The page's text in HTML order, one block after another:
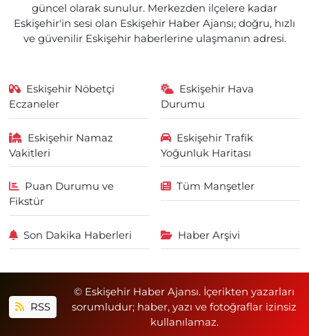
güncel olarak sunulur. Merkezden ilçelere kadar
Eskişehir'in sesi olan Eskişehir Haber Ajansı; doğru, hızlı
ve güvenilir Eskişehir haberlerine ulaşmanın adresi.
Eskişehir Nöbetçi
Eczaneler
Eskişehir Hava
Durumu
Eskişehir Namaz
Vakitleri
Eskişehir Trafik
Yoğunluk Haritası
Puan Durumu ve
Fikstür
Tüm Manşetler
Son Dakika Haberleri Haber Arşivi
RSS
© Eskişehir Haber Ajansı. İçerikten yazarları
sorumludur; haber, yazı ve fotoğraflar izinsiz
kullanılamaz.